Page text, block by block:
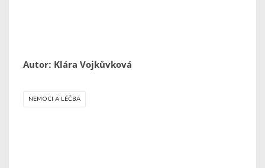
Autor: Klára Vojkůvková
NEMOCI A LÉČBA